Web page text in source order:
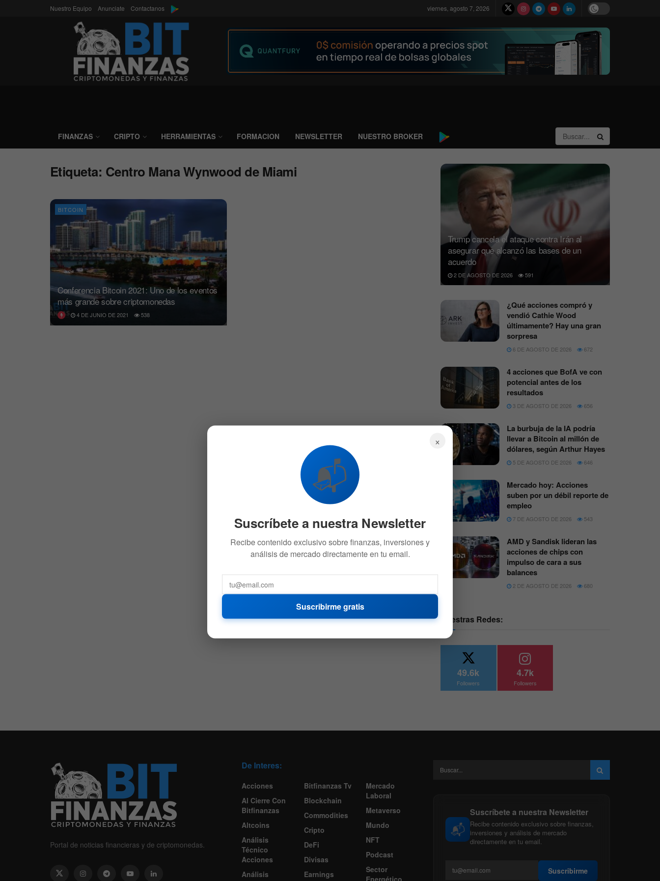
Nuestro Equipo Anunciate Contactanos viernes, agosto 7, 2026
FINANZAS CRIPTO HERRAMIENTAS FORMACION NEWSLETTER NUESTRO BROKER
Etiqueta: Centro Mana Wynwood de Miami
BITCOIN
Conferencia Bitcoin 2021: Uno de los eventos
más grande sobre criptomonedas
4 DE JUNIO DE 2021 538
Trump cancela el ataque contra Irán al
asegurar que alcanzó las bases de un
acuerdo
2 DE AGOSTO DE 2026 591
¿Qué acciones compró y
vendió Cathie Wood
últimamente? Hay una gran
sorpresa
6 DE AGOSTO DE 2026 672
4 acciones que BofA ve con
potencial antes de los
resultados
3 DE AGOSTO DE 2026 656
La burbuja de la IA podría
llevar a Bitcoin al millón de
dólares, según Arthur Hayes
5 DE AGOSTO DE 2026 646
Mercado hoy: Acciones
suben por un débil reporte de
empleo
7 DE AGOSTO DE 2026 543
AMD y Sandisk lideran las
acciones de chips con
impulso de cara a sus
balances
2 DE AGOSTO DE 2026 680
Nuestras Redes:
49.6k
Followers
4.7k
Followers
Portal de noticias financieras y de criptomonedas.
De Interes:
Acciones
Al Cierre Con
Bitfinanzas
Altcoins
Análisis
Técnico
Acciones
Análisis
Bitfinanzas Tv
Blockchain
Commodities
Cripto
DeFi
Divisas
Earnings
Mercado
Laboral
Metaverso
Mundo
NFT
Podcast
Sector
Energético
📬
Suscríbete a nuestra Newsletter
Recibe contenido exclusivo sobre finanzas,
inversiones y análisis de mercado
directamente en tu email.
Suscribirme
×
📬
Suscríbete a nuestra Newsletter
Recibe contenido exclusivo sobre finanzas, inversiones y
análisis de mercado directamente en tu email.
Suscribirme gratis